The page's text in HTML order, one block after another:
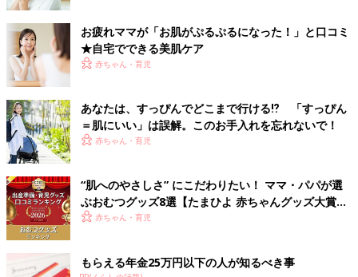
「江原道 ハーバル ミスト」（100ml 2,808円）は、乾燥だけじ
ゃなく、毛穴、皮脂、化粧崩れ、ほてりに立ち向かうマルチユー
お疲れママが「お肌がぷるぷるになった！」と口コミ
★自宅でできる美肌ケア
赤ちゃん・育児
あなたは、すっぴんでどこまで行ける⁉ 「すっぴん
＝肌にいい」は誤解。このお手入れを忘れないで！
赤ちゃん・育児
“肌へのやさしさ” にこだわりたい！ ママ・パパが選
ぶおむつグッズ8選【たまひよ 赤ちゃんグッズ大賞
2026】
赤ちゃん・育児
もらえる年金25万円以下の人が知るべき事